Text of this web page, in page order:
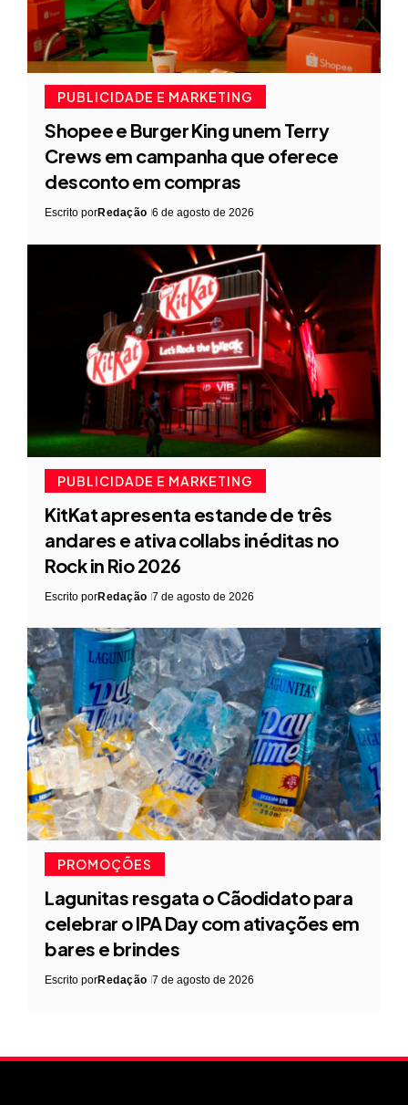
PUBLICIDADE E MARKETING
Shopee e Burger King unem Terry
Crews em campanha que oferece
desconto em compras
Escrito porRedação 6 de agosto de 2026
PUBLICIDADE E MARKETING
KitKat apresenta estande de três
andares e ativa collabs inéditas no
Rock in Rio 2026
Escrito porRedação 7 de agosto de 2026
PROMOÇÕES
Lagunitas resgata o Cãodidato para
celebrar o IPA Day com ativações em
bares e brindes
Escrito porRedação 7 de agosto de 2026